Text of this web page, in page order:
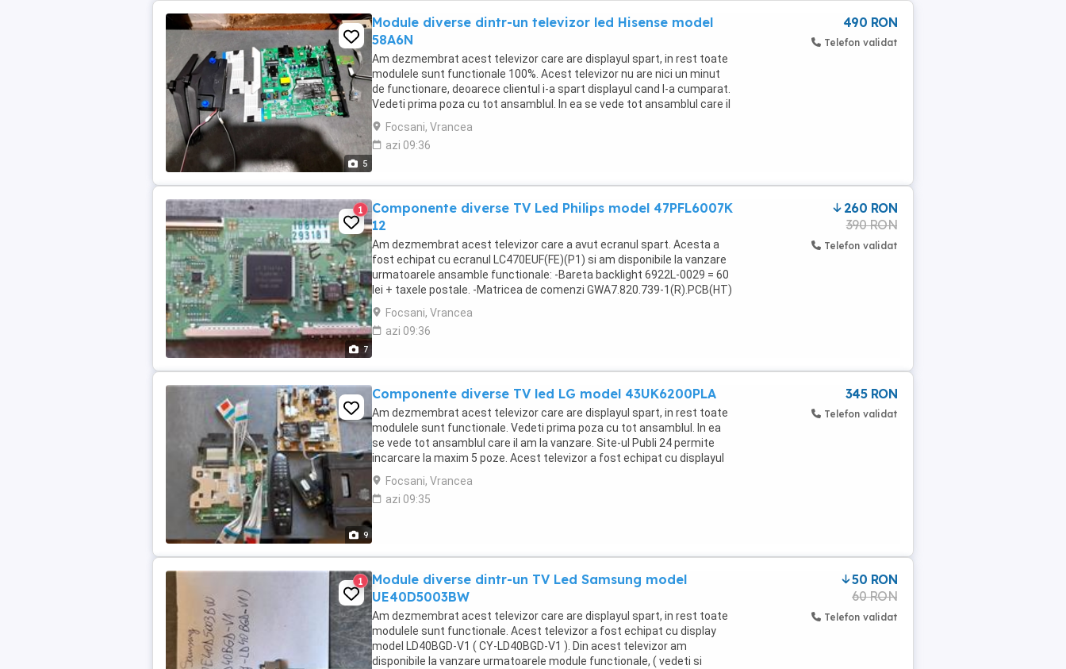
5
Module diverse dintr-un televizor led Hisense model
58A6N
Am dezmembrat acest televizor care are displayul spart, in rest toate
modulele sunt functionale 100%. Acest televizor nu are nici un minut
de functionare, deoarece clientul i-a spart displayul cand l-a cumparat.
Vedeti prima poza cu tot ansamblul. In ea se vede tot ansamblul care il
am la vanzare. Site-ul ...
Focsani, Vrancea
azi 09:36
490 RON
Telefon validat
7
1
Componente diverse TV Led Philips model 47PFL6007K
12
Am dezmembrat acest televizor care a avut ecranul spart. Acesta a
fost echipat cu ecranul LC470EUF(FE)(P1) si am disponibile la vanzare
urmatoarele ansamble functionale: -Bareta backlight 6922L-0029 = 60
lei + taxele postale. -Matricea de comenzi GWA7.820.739-1(R).PCB(HT)
= 50 lei + taxele postale. -Receptorul ...
Focsani, Vrancea
azi 09:36
260 RON
390 RON
Telefon validat
9
Componente diverse TV led LG model 43UK6200PLA
Am dezmembrat acest televizor care are displayul spart, in rest toate
modulele sunt functionale. Vedeti prima poza cu tot ansamblul. In ea
se vede tot ansamblul care il am la vanzare. Site-ul Publi 24 permite
incarcare la maxim 5 poze. Acest televizor a fost echipat cu displayul
model HC430DGG-SLWL1-A111. ...
Focsani, Vrancea
azi 09:35
345 RON
Telefon validat
1
Module diverse dintr-un TV Led Samsung model
UE40D5003BW
Am dezmembrat acest televizor care are displayul spart, in rest toate
modulele sunt functionale. Acest televizor a fost echipat cu display
model LD40BGD-V1 ( CY-LD40BGD-V1 ). Din acest televizor am
disponibile la vanzare urmatoarele module functionale, ( vedeti si
50 RON
60 RON
Telefon validat